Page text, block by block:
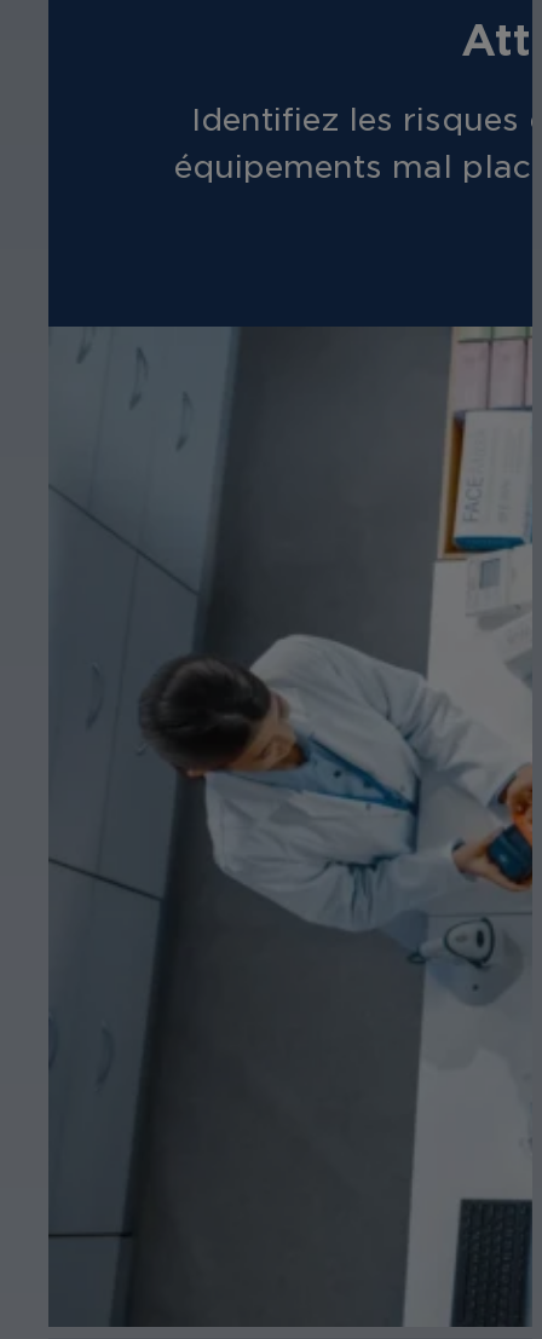
Identifiez les risques
équipements mal